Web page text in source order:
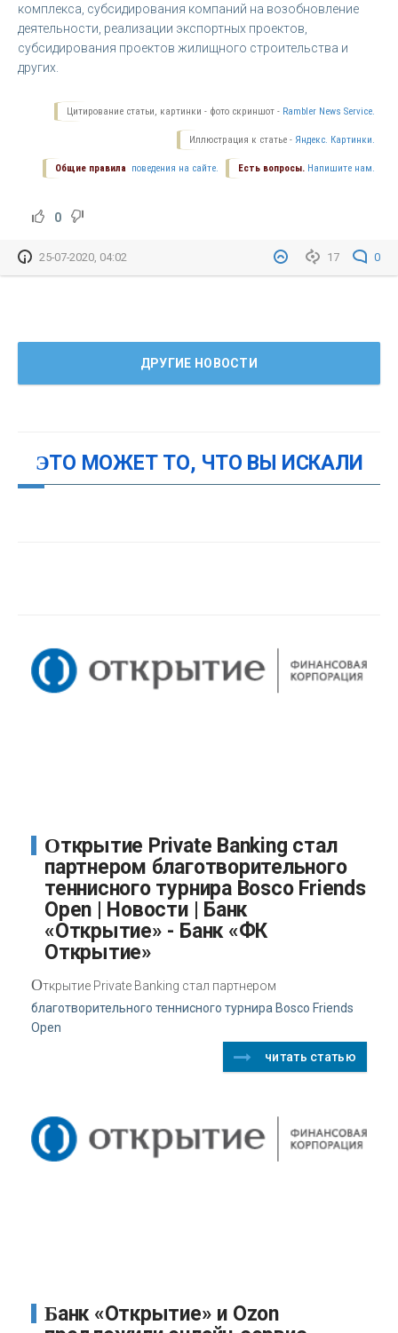
комплекса, субсидирования компаний на возобновление
деятельности, реализации экспортных проектов,
субсидирования проектов жилищного строительства и
других.
Цитирование статьи, картинки - фото скриншот - Rambler News Service.
Иллюстрация к статье - Яндекс. Картинки.
Есть вопросы. Напишите нам.
Общие правила поведения на сайте.
0
17 0
25-07-2020, 04:02
ДРУГИЕ НОВОСТИ
ЭТО МОЖЕТ ТО, ЧТО ВЫ ИСКАЛИ
Открытие Private Banking стал
партнером благотворительного
теннисного турнира Bosco Friends
Open | Новости | Банк
«Открытие» - Банк «ФК
Открытие»
Открытие Private Banking стал партнером
благотворительного теннисного турнира Bosco Friends
Open
читать статью
Банк «Открытие» и Ozon